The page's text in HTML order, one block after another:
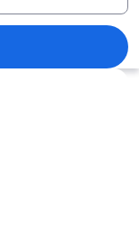
sobre un paisaje